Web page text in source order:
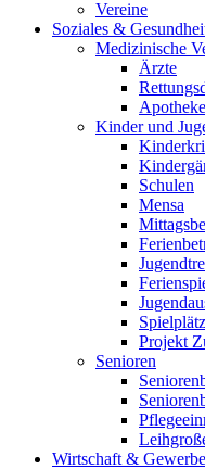
Vereine
Soziales &
Medizinische
Ärzte
Kinder und
Schulen
Mensa
Projekt
Senioren
Wirtschaft & Gewerbe